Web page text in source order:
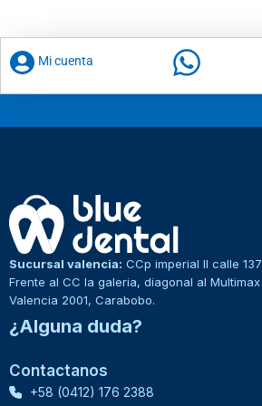
Mi cuenta
Sucursal valencia: CCp imperial II calle
Frente al CC la galeria, diagonal al
Valencia 2001, Carabobo.
¿Alguna duda?
Contactanos
+58 (0412) 176 2388